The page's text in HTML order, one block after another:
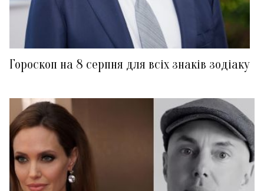
Гороскоп на 8 серпня для всіх знаків зодіаку